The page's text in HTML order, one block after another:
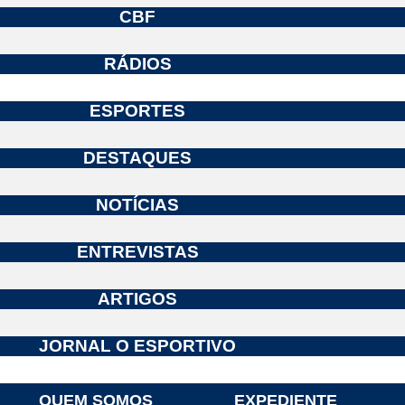
CBF
RÁDIOS
ESPORTES
DESTAQUES
NOTÍCIAS
ENTREVISTAS
ARTIGOS
JORNAL O ESPORTIVO
QUEM SOMOS EXPEDIENTE